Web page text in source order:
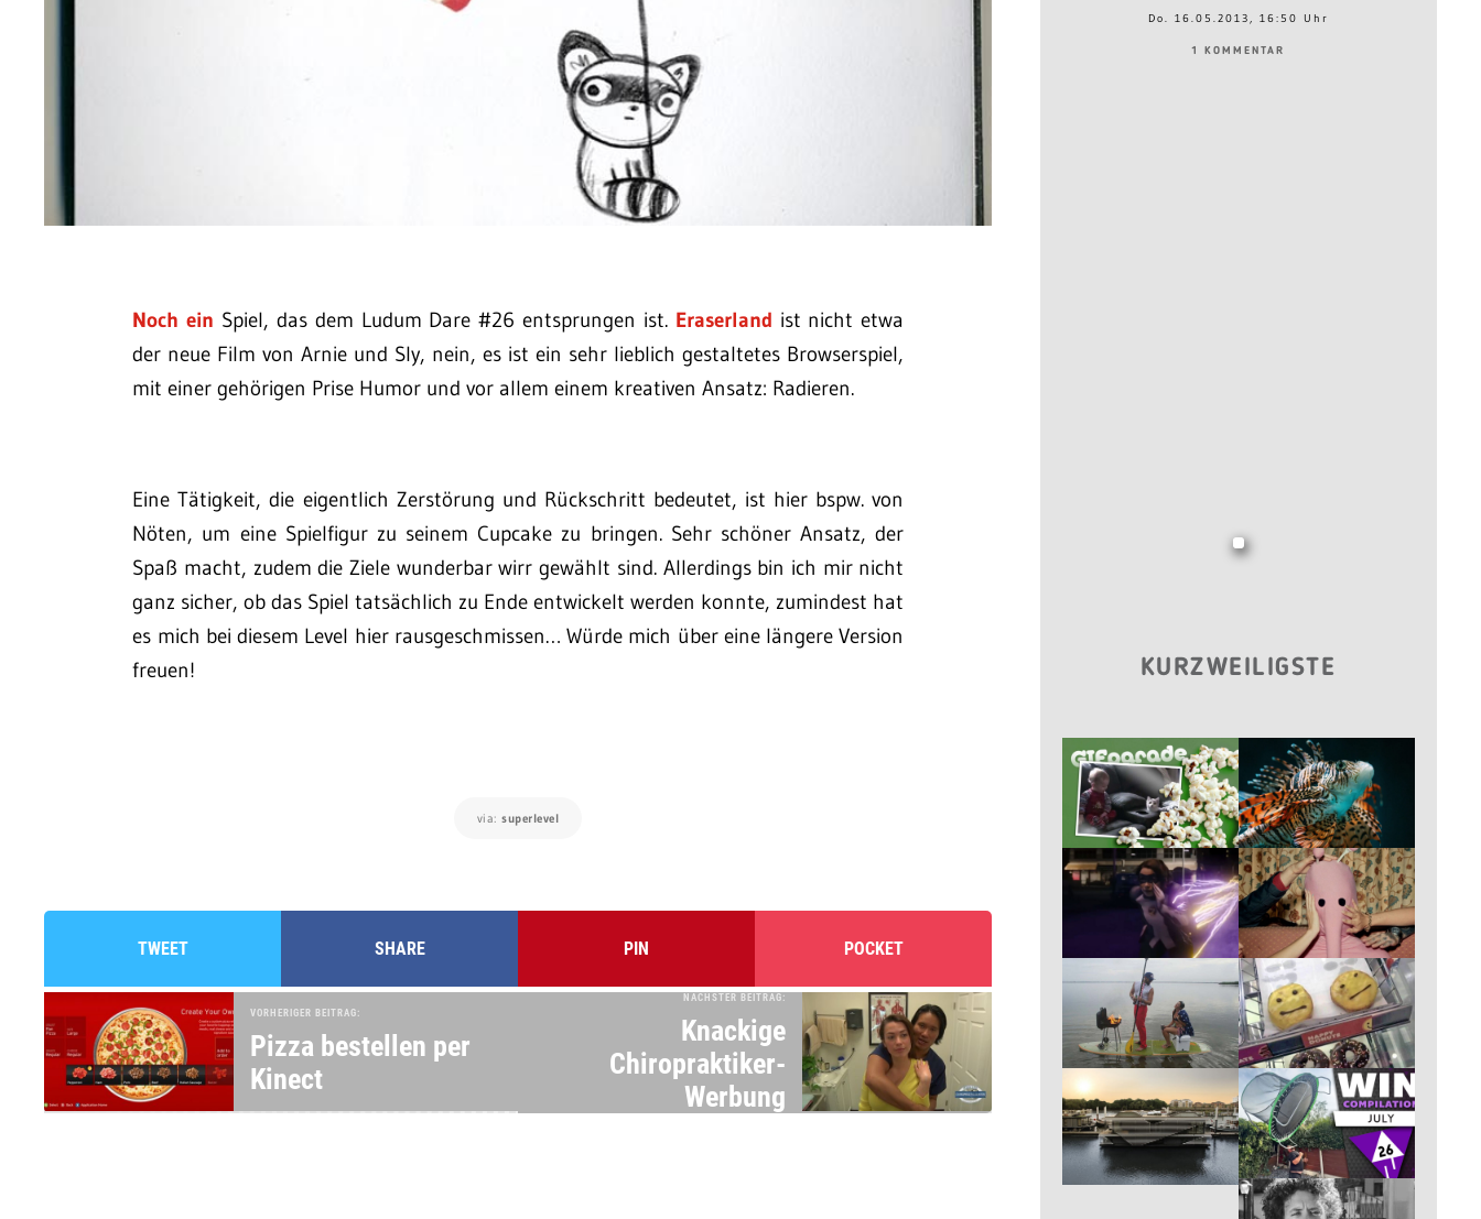
Noch ein Spiel, das dem Ludum Dare #26 entsprungen ist. Eraserland ist nicht etwa
der neue Film von Arnie und Sly, nein, es ist ein sehr lieblich gestaltetes Browserspiel,
mit einer gehörigen Prise Humor und vor allem einem kreativen Ansatz: Radieren.
Eine Tätigkeit, die eigentlich Zerstörung und Rückschritt bedeutet, ist hier bspw. von
Nöten, um eine Spielfigur zu seinem Cupcake zu bringen. Sehr schöner Ansatz, der
Spaß macht, zudem die Ziele wunderbar wirr gewählt sind. Allerdings bin ich mir nicht
ganz sicher, ob das Spiel tatsächlich zu Ende entwickelt werden konnte, zumindest hat
es mich bei diesem Level hier rausgeschmissen… Würde mich über eine längere Version
freuen!
via: superlevel
TWEET SHARE PIN POCKET
VORHERIGER BEITRAG:
Pizza bestellen per
Kinect
NÄCHSTER BEITRAG:
Knackige
Chiropraktiker-
Werbung
Do. 16.05.2013, 16:50 Uhr
1 KOMMENTAR
KURZWEILIGSTE